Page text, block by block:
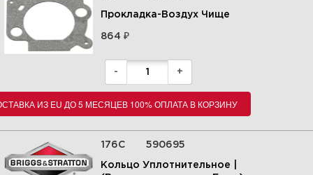
6 Уплотнения, сальники,
Прокладка-Воздух Чище
864₽
- +
ИЗ EU ДО 5 МЕСЯЦЕВ 100% ОПЛАТА В КОРЗИНУ
176C 590695
Кольцо Уплотнительное |